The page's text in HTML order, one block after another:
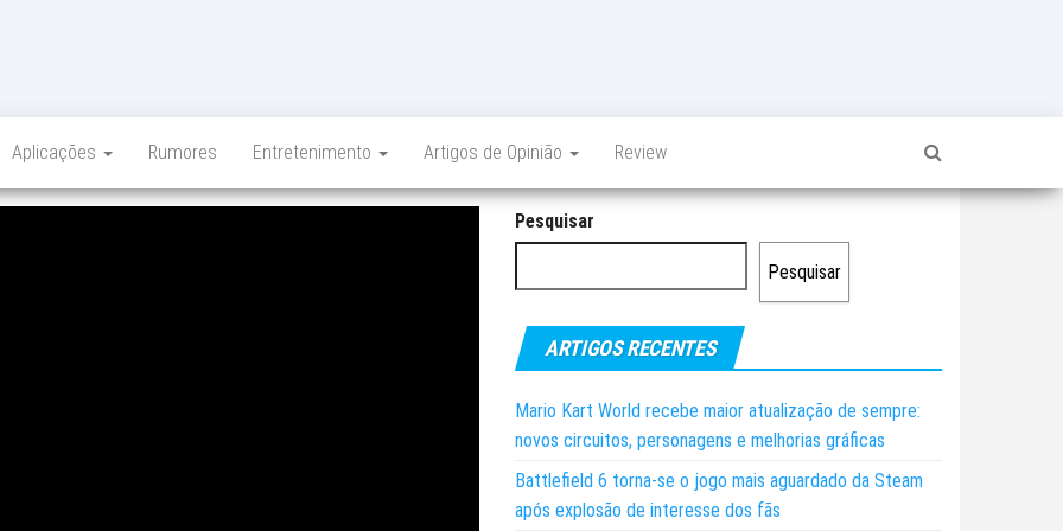
Aplicações Rumores Entretenimento Artigos de Opinião Review
Pesquisar
Pesquisar
ARTIGOS RECENTES
Mario Kart World recebe maior atualização de sempre:
novos circuitos, personagens e melhorias gráficas
Battlefield 6 torna-se o jogo mais aguardado da Steam
após explosão de interesse dos fãs